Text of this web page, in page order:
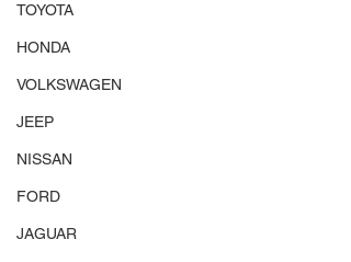
TOYOTA
HONDA
VOLKSWAGEN
JEEP
NISSAN
FORD
JAGUAR